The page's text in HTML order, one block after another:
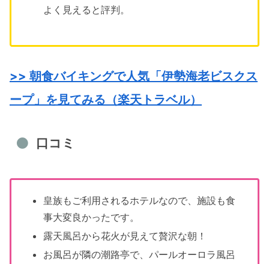
よく見えると評判。
>> 朝食バイキングで人気「伊勢海老ビスクス
ープ」を見てみる（楽天トラベル）
口コミ
皇族もご利用されるホテルなので、施設も食
事大変良かったです。
露天風呂から花火が見えて贅沢な朝！
お風呂が隣の潮路亭で、パールオーロラ風呂